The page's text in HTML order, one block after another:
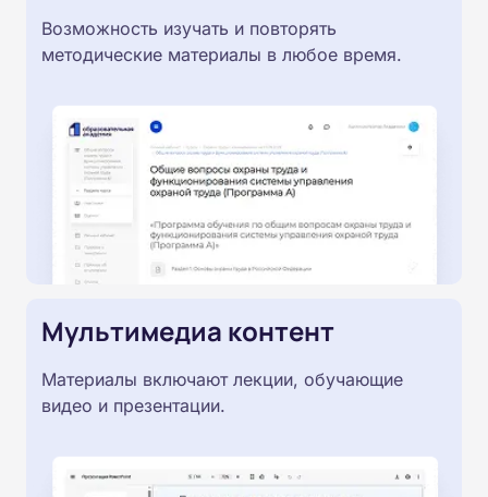
Возможность изучать и повторять
методические материалы в любое время.
Мультимедиа контент
Материалы включают лекции, обучающие
видео и презентации.